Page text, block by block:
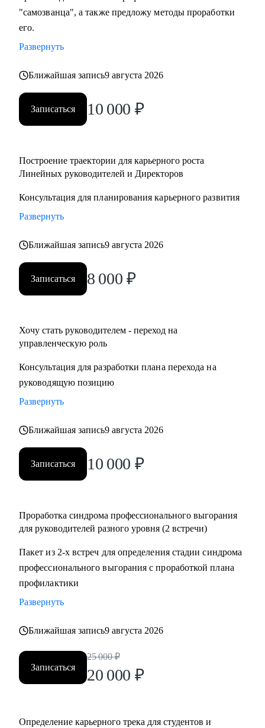
"самозванца", а также предложу методы проработки
его.
Развернуть
Ближайшая запись9 августа 2026
Записаться 10 000 ₽
Построение траектории для карьерного роста
Линейных руководителей и Директоров
Консультация для планирования карьерного развития
Развернуть
Ближайшая запись9 августа 2026
Записаться 8 000 ₽
Хочу стать руководителем - переход на
управленческую роль
Консультация для разработки плана перехода на
руководящую позицию
Развернуть
Ближайшая запись9 августа 2026
Записаться 10 000 ₽
Проработка синдрома профессионального выгорания
для руководителей разного уровня (2 встречи)
Пакет из 2-х встреч для определения стадии синдрома
профессионального выгорания с проработкой плана
профилактики
Развернуть
Ближайшая запись9 августа 2026
Записаться
25 000 ₽
20 000 ₽
Определение карьерного трека для студентов и